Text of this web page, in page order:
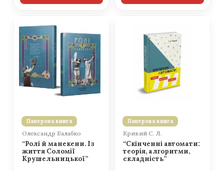
Паперова книга
Олександр Балабко
“Ролі й манекени. Із
життя Соломії
Крушельницької”
Паперова книга
Кривий С. Л.
“Скінченні автомати:
теорія, алгоритми,
складність”